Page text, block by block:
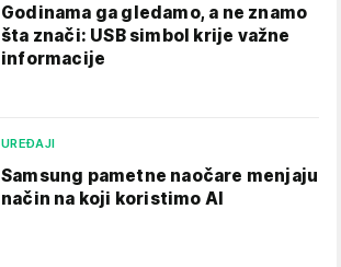
Godinama ga gledamo, a ne znamo
šta znači: USB simbol krije važne
informacije
UREĐAJI
Samsung pametne naočare menjaju
način na koji koristimo AI